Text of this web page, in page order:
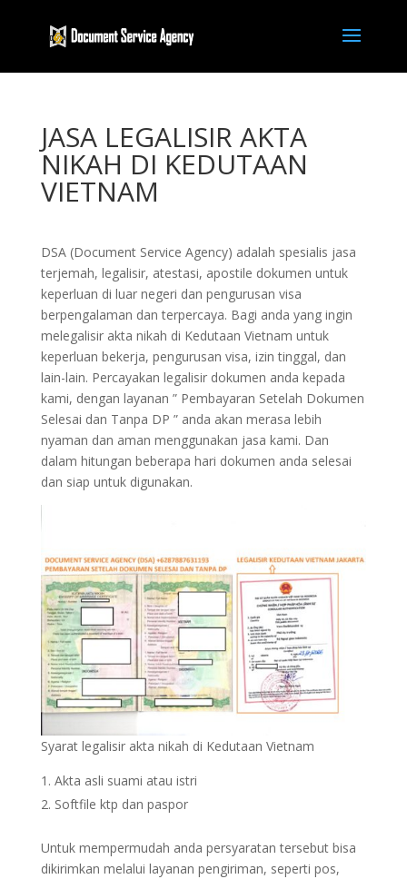
JASA LEGALISIR AKTA
NIKAH DI KEDUTAAN
VIETNAM
DSA (Document Service Agency) adalah spesialis jasa
terjemah, legalisir, atestasi, apostile dokumen untuk
keperluan di luar negeri dan pengurusan visa
berpengalaman dan terpercaya. Bagi anda yang ingin
melegalisir akta nikah di Kedutaan Vietnam untuk
keperluan bekerja, pengurusan visa, izin tinggal, dan
lain-lain. Percayakan legalisir dokumen anda kepada
kami, dengan layanan ” Pembayaran Setelah Dokumen
Selesai dan Tanpa DP ” anda akan merasa lebih
nyaman dan aman menggunakan jasa kami. Dan
dalam hitungan beberapa hari dokumen anda selesai
dan siap untuk digunakan.
Syarat legalisir akta nikah di Kedutaan Vietnam
Akta asli suami atau istri
Softfile ktp dan paspor
Untuk mempermudah anda persyaratan tersebut bisa
dikirimkan melalui layanan pengiriman, seperti pos,